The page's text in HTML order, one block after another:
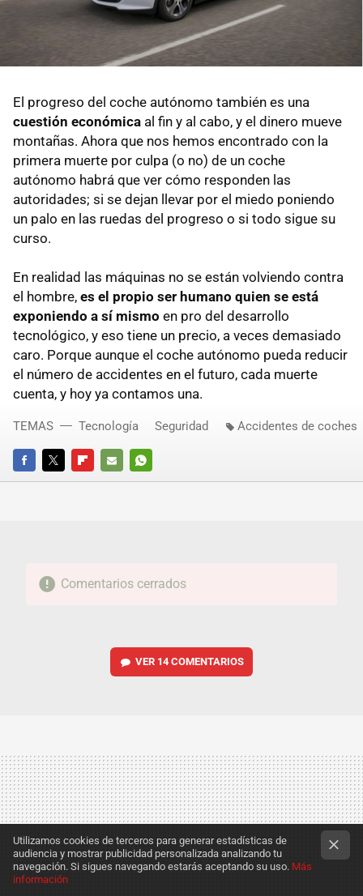
El progreso del coche autónomo también es una
cuestión económica al fin y al cabo, y el dinero mueve
montañas. Ahora que nos hemos encontrado con la
primera muerte por culpa (o no) de un coche
autónomo habrá que ver cómo responden las
autoridades; si se dejan llevar por el miedo poniendo
un palo en las ruedas del progreso o si todo sigue su
curso.
En realidad las máquinas no se están volviendo contra
el hombre, es el propio ser humano quien se está
exponiendo a sí mismo en pro del desarrollo
tecnológico, y eso tiene un precio, a veces demasiado
caro. Porque aunque el coche autónomo pueda reducir
el número de accidentes en el futuro, cada muerte
cuenta, y hoy ya contamos una.
FACEBOOKTWITTERFLIPBOARD
E-
WHATSAPP
TEMAS Tecnología Seguridad Accidentes de coches
Comentarios cerrados
VER 14 COMENTARIOS
Utilizamos cookies de terceros para generar estadísticas de
audiencia y mostrar publicidad personalizada analizando tu
navegación. Si sigues navegando estarás aceptando su uso. Más
información